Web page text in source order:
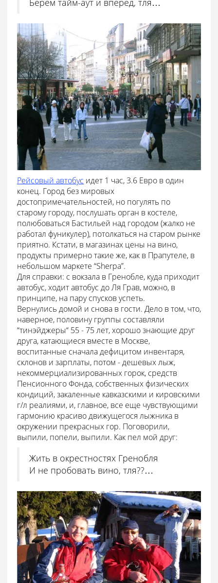
Берем тайм-аут и вперед, тля…
Рейсовый автобус идет 1 час, 3.6 Евро в один
конец. Город без мировых
достопримечательностей, но погулять по
старому городу, послушать орган в костеле,
полюбоваться Бастильей над городом (жалко не
работал фуникулер), потолкаться на старом рынке
приятно. Кстати, в магазинах цены на вино,
продукты примерно такие же, как в Прапутеле, в
небольшом маркете “Sherpa”.
Для справки: с вокзала в Гренобле, куда приходит
автобус, ходит автобус до Ля Грав, можно, в
принципе, на пару спусков успеть.
Вернулись домой и снова в гости. Дело в том, что,
наверное, половину группы составляли
“тинэйджеры“ 55 - 75 лет, хорошо знающие друг
друга, катающиеся вместе в Москве,
воспитанные сначала дефицитом инвентаря,
склонов и зарплаты, потом - дешевых лыж,
некоммерциализированных горок, средств
Пенсионного Фонда, собственных физических
кондиций, закаленные кавказскими и кировскими
г/л реалиями, и, главное, все еще чувствующими
гармонию красиво движущегося лыжника в
окружении прекрасных гор. Поговорили,
выпили, попели, выпили. Как пел мой друг:
Жить в окрестностях Гренобля
И не пробовать вино, тля??…